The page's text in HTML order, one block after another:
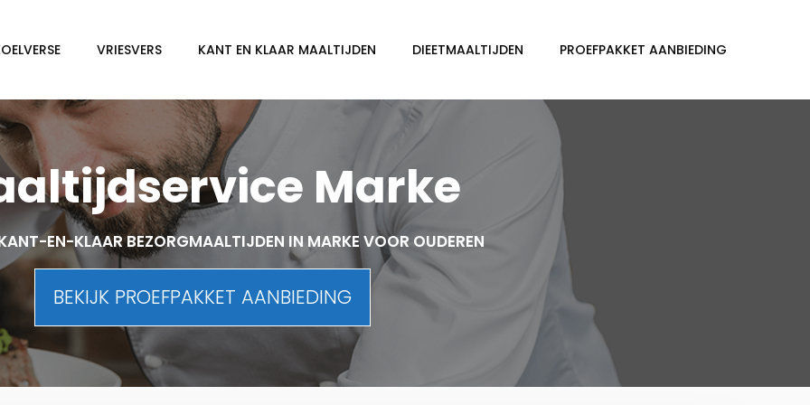
VRIESVERS KANT EN KLAAR MAALTIJDEN DIEETMAALTIJDEN PROEFPAKKET AANBIEDING
Marke
EN-KLAAR BEZORGMAALTIJDEN IN MARKE VOOR OUDEREN
BEKIJK PROEFPAKKET AANBIEDING